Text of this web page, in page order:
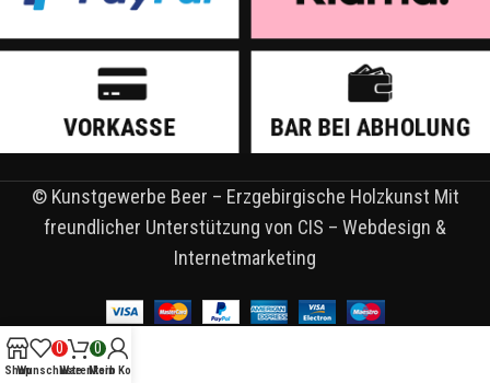
© Kunstgewerbe Beer – Erzgebirgische Holzkunst Mit
freundlicher Unterstützung von CIS – Webdesign &
Internetmarketing
Shop
0
Wunschliste
0
WarenkorbMein Konto